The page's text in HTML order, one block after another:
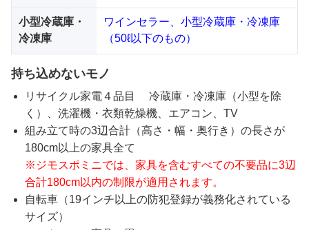
小型冷蔵庫・
冷凍庫
ワインセラー、小型冷蔵庫・冷凍庫
（50ℓ以下のもの）
持ち込めないモノ
リサイクル家電４品目 冷蔵庫・冷凍庫（小型を除
く）、洗濯機・衣類乾燥機、エアコン、TV
組み立て時の3辺合計（高さ・幅・奥行き）の長さが
180cm以上の家具全て
※ジモスポミニでは、家具を含むすべての不要品に3辺
合計180cm以内の制限が適用されます。
自転車（19インチ以上の防犯登録が義務化されている
サイズ）